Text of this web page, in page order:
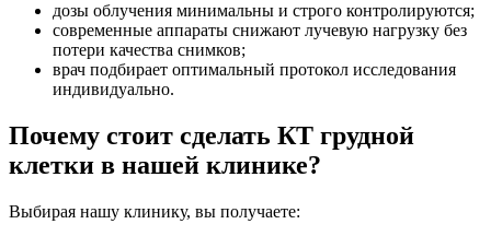
дозы облучения минимальны и строго контролируются;
современные аппараты снижают лучевую нагрузку без
потери качества снимков;
врач подбирает оптимальный протокол исследования
индивидуально.
Почему стоит сделать КТ грудной
клетки в нашей клинике?
Выбирая нашу клинику, вы получаете: